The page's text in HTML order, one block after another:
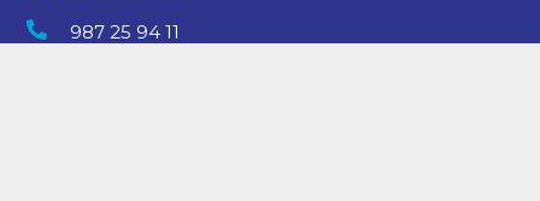
987 25 94 11